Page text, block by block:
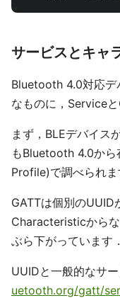
サービスとキャ
Bluetooth 4.0対応デ
なものに，Service
まず，BLEデバイス
もBluetooth 4.0か
Profile)で調べられま
GATTは個別のUUID
Characteristicから
ぶら下がっています．
UUIDと一般的なサー
uetooth.org/gatt/